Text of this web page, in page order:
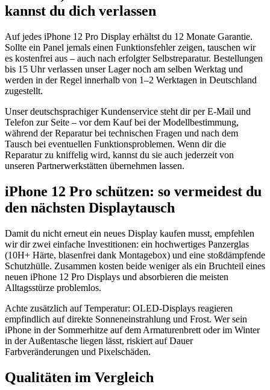
kannst du dich verlassen
Auf jedes iPhone 12 Pro Display erhältst du 12 Monate Garantie.
Sollte ein Panel jemals einen Funktionsfehler zeigen, tauschen wir
es kostenfrei aus – auch nach erfolgter Selbstreparatur. Bestellungen
bis 15 Uhr verlassen unser Lager noch am selben Werktag und
werden in der Regel innerhalb von 1–2 Werktagen in Deutschland
zugestellt.
Unser deutschsprachiger Kundenservice steht dir per E-Mail und
Telefon zur Seite – vor dem Kauf bei der Modellbestimmung,
während der Reparatur bei technischen Fragen und nach dem
Tausch bei eventuellen Funktionsproblemen. Wenn dir die
Reparatur zu kniffelig wird, kannst du sie auch jederzeit von
unseren Partnerwerkstätten übernehmen lassen.
iPhone 12 Pro schützen: so vermeidest du
den nächsten Displaytausch
Damit du nicht erneut ein neues Display kaufen musst, empfehlen
wir dir zwei einfache Investitionen: ein hochwertiges Panzerglas
(10H+ Härte, blasenfrei dank Montagebox) und eine stoßdämpfende
Schutzhülle. Zusammen kosten beide weniger als ein Bruchteil eines
neuen iPhone 12 Pro Displays und absorbieren die meisten
Alltagsstürze problemlos.
Achte zusätzlich auf Temperatur: OLED-Displays reagieren
empfindlich auf direkte Sonneneinstrahlung und Frost. Wer sein
iPhone in der Sommerhitze auf dem Armaturenbrett oder im Winter
in der Außentasche liegen lässt, riskiert auf Dauer
Farbveränderungen und Pixelschäden.
Qualitäten im Vergleich